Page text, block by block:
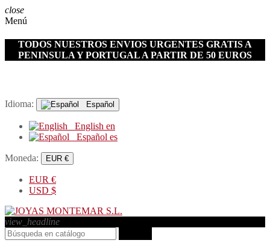
close
Menú
TODOS NUESTROS ENVIOS URGENTES GRATIS A
PENINSULA Y PORTUGAL A PARTIR DE 50 EUROS
Idioma: Español
English en
Español es
Moneda: EUR €
EUR €
USD $
view_headline